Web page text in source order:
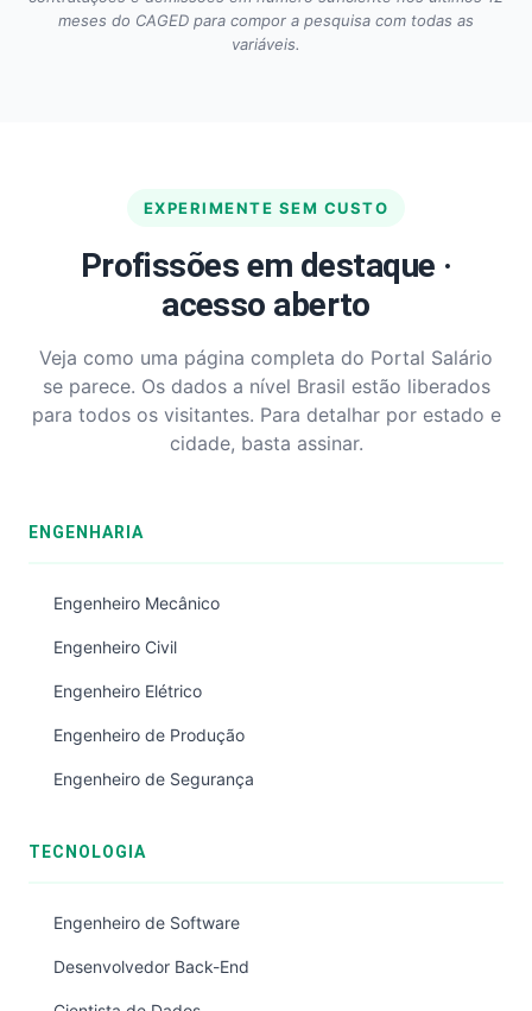
meses do CAGED para compor a pesquisa com todas as
variáveis.
EXPERIMENTE SEM CUSTO
Profissões em destaque ·
acesso aberto
Veja como uma página completa do Portal Salário
se parece. Os dados a nível Brasil estão liberados
para todos os visitantes. Para detalhar por estado e
cidade, basta assinar.
ENGENHARIA
Engenheiro Mecânico
Engenheiro Civil
Engenheiro Elétrico
Engenheiro de Produção
Engenheiro de Segurança
TECNOLOGIA
Engenheiro de Software
Desenvolvedor Back-End